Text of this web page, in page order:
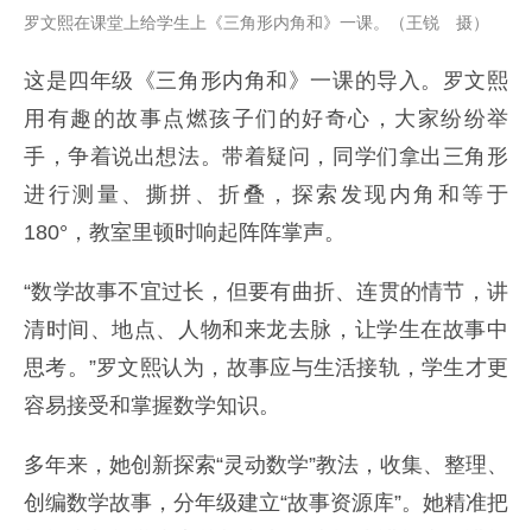
罗文熙在课堂上给学生上《三角形内角和》一课。（王锐 摄）
这是四年级《三角形内角和》一课的导入。罗文熙
用有趣的故事点燃孩子们的好奇心，大家纷纷举
手，争着说出想法。带着疑问，同学们拿出三角形
进行测量、撕拼、折叠，探索发现内角和等于
180°，教室里顿时响起阵阵掌声。
“数学故事不宜过长，但要有曲折、连贯的情节，讲
清时间、地点、人物和来龙去脉，让学生在故事中
思考。”罗文熙认为，故事应与生活接轨，学生才更
容易接受和掌握数学知识。
多年来，她创新探索“灵动数学”教法，收集、整理、
创编数学故事，分年级建立“故事资源库”。她精准把